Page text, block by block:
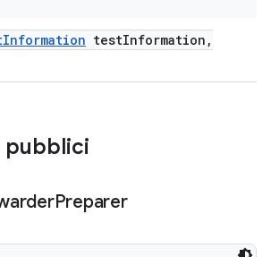
Information testInformation ,
Preparer